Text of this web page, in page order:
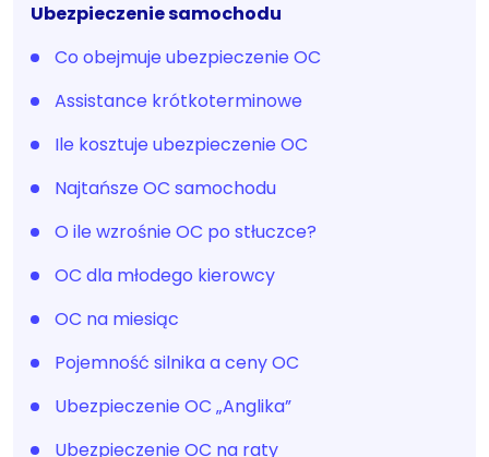
Ubezpieczenie samochodu
Co obejmuje ubezpieczenie OC
Assistance krótkoterminowe
Ile kosztuje ubezpieczenie OC
Najtańsze OC samochodu
O ile wzrośnie OC po stłuczce?
OC dla młodego kierowcy
OC na miesiąc
Pojemność silnika a ceny OC
Ubezpieczenie OC „Anglika”
Ubezpieczenie OC na raty